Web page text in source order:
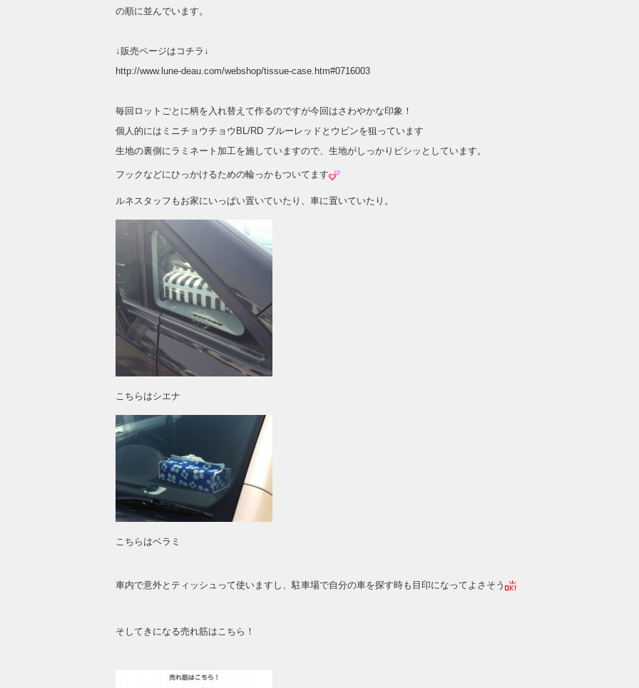
の順に並んでいます。
↓販売ページはコチラ↓
http://www.lune-deau.com/webshop/tissue-case.htm#0716003
毎回ロットごとに柄を入れ替えて作るのですが今回はさわやかな印象！
個人的にはミニチョウチョウBL/RD ブルーレッドとウビンを狙っています
生地の裏側にラミネート加工を施していますので、生地がしっかりピシッとしています。
フックなどにひっかけるための輪っかもついてます
ルネスタッフもお家にいっぱい置いていたり、車に置いていたり。
こちらはシエナ
こちらはベラミ
車内で意外とティッシュって使いますし、駐車場で自分の車を探す時も目印になってよさそう
そしてきになる売れ筋はこちら！